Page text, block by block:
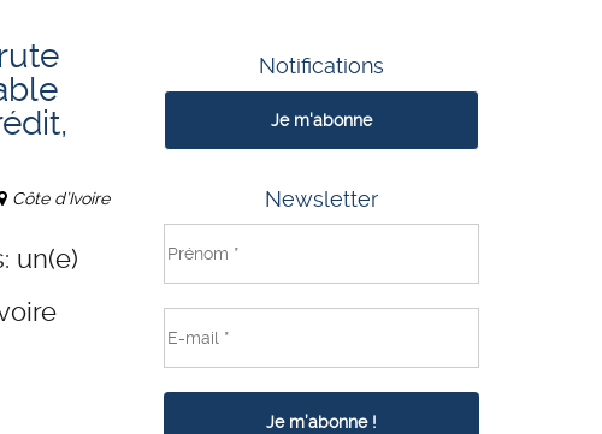
Côte d’Ivoire
un(e)
Notifications
Je m'abonne
Newsletter